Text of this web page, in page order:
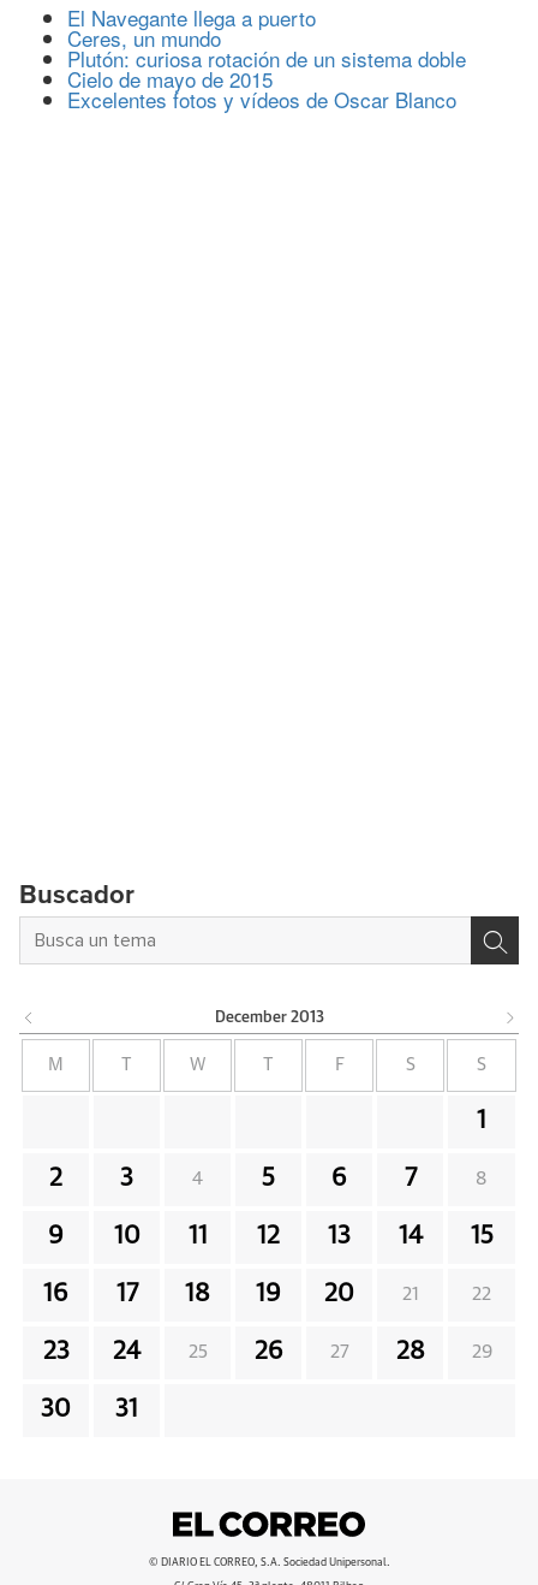
El Navegante llega a puerto
Ceres, un mundo
Plutón: curiosa rotación de un sistema doble
Cielo de mayo de 2015
Excelentes fotos y vídeos de Oscar Blanco
Buscador
December 2013
M W F S S
1
2 3 4 5 6 7 8
9 10 11 12 13 14 15
16 17 18 19 20 21 22
23 24 25 26 27 28 29
30 31
© DIARIO EL CORREO, S.A. Sociedad Unipersonal.